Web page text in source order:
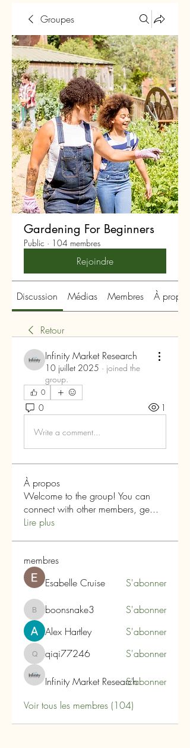
Groupes
Gardening For Beginners
Public · 104 membres
Rejoindre
Discussion Médias Membres À propos
Retour
Infinity Market Research
10 juillet 2025 · joined the
group.
0
0 1
Write a comment...
À propos
Welcome to the group! You can
connect with other members, ge...
Lire plus
membres
Esabelle Cruise
S'abonner
boonsnake3
boonsnake3
S'abonner
Alex Hartley
S'abonner
qiqi77246
qiqi77246 S'abonner
Infinity Market ResearchS'abonner
Voir tous les membres (104)